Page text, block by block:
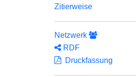
Zitierweise
Netzwerk
RDF
Druckfassung